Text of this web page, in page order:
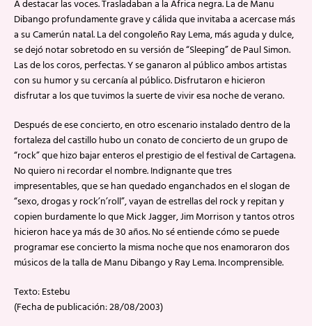
A destacar las voces. Trasladaban a la Africa negra. La de Manu
Dibango profundamente grave y cálida que invitaba a acercase más
a su Camerún natal. La del congoleño Ray Lema, más aguda y dulce,
se dejó notar sobretodo en su versión de “Sleeping” de Paul Simon.
Las de los coros, perfectas. Y se ganaron al público ambos artistas
con su humor y su cercanía al público. Disfrutaron e hicieron
disfrutar a los que tuvimos la suerte de vivir esa noche de verano.
Después de ese concierto, en otro escenario instalado dentro de la
fortaleza del castillo hubo un conato de concierto de un grupo de
“rock” que hizo bajar enteros el prestigio de el festival de Cartagena.
No quiero ni recordar el nombre. Indignante que tres
impresentables, que se han quedado enganchados en el slogan de
“sexo, drogas y rock’n’roll”, vayan de estrellas del rock y repitan y
copien burdamente lo que Mick Jagger, Jim Morrison y tantos otros
hicieron hace ya más de 30 años. No sé entiende cómo se puede
programar ese concierto la misma noche que nos enamoraron dos
músicos de la talla de Manu Dibango y Ray Lema. Incomprensible.
Texto: Estebu
(Fecha de publicación: 28/08/2003)